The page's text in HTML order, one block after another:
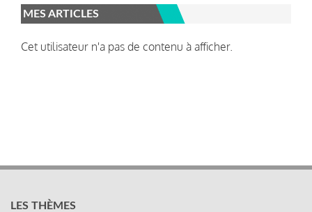
MES ARTICLES
Cet utilisateur n'a pas de contenu à afficher.
LES THÈMES